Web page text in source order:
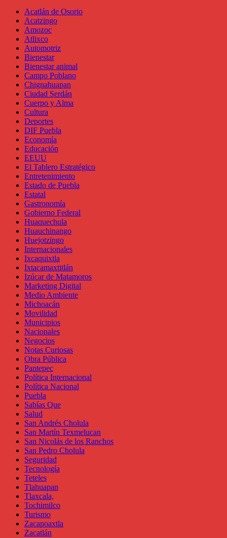
Acatlán de Osorio
Acatzingo
Amozoc
Atlixco
Automotriz
Bienestar
Bienestar animal
Campo Poblano
Chignahuapan
Ciudad Serdán
Cuerpo y Alma
Cultura
Deportes
DIF Puebla
Economía
Educación
EEUU
El Tablero Estratégico
Entretenimiento
Estado de Puebla
Estatal
Gastronomía
Gobierno Federal
Huaquechula
Huauchinango
Huejotzingo
Internacionales
Ixcaquixtla
Ixtacamaxtitlán
Izúcar de Matamoros
Marketing Digital
Medio Ambiente
Michoacán
Movilidad
Municipios
Nacionales
Negocios
Notas Curiosas
Obra Pública
Pantepec
Política Internacional
Política Nacional
Puebla
Sabías Que
Salud
San Andrés Cholula
San Martín Texmelucan
San Nicolás de los Ranchos
San Pedro Cholula
Seguridad
Tecnología
Teteles
Tlahuapan
Tlaxcala,
Tochimilco
Turismo
Zacapoaxtla
Zacatlán